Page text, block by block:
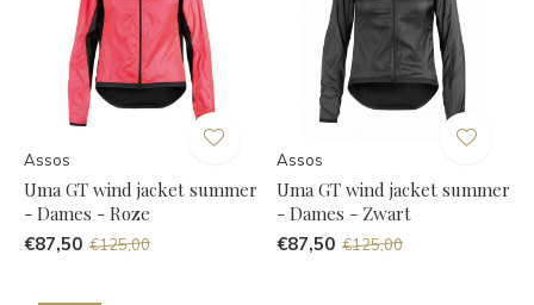
Assos
Uma GT wind jacket summer
- Dames - Roze
€87,50 €125,00
Assos
Uma GT wind jacket summer
- Dames - Zwart
€87,50 €125,00